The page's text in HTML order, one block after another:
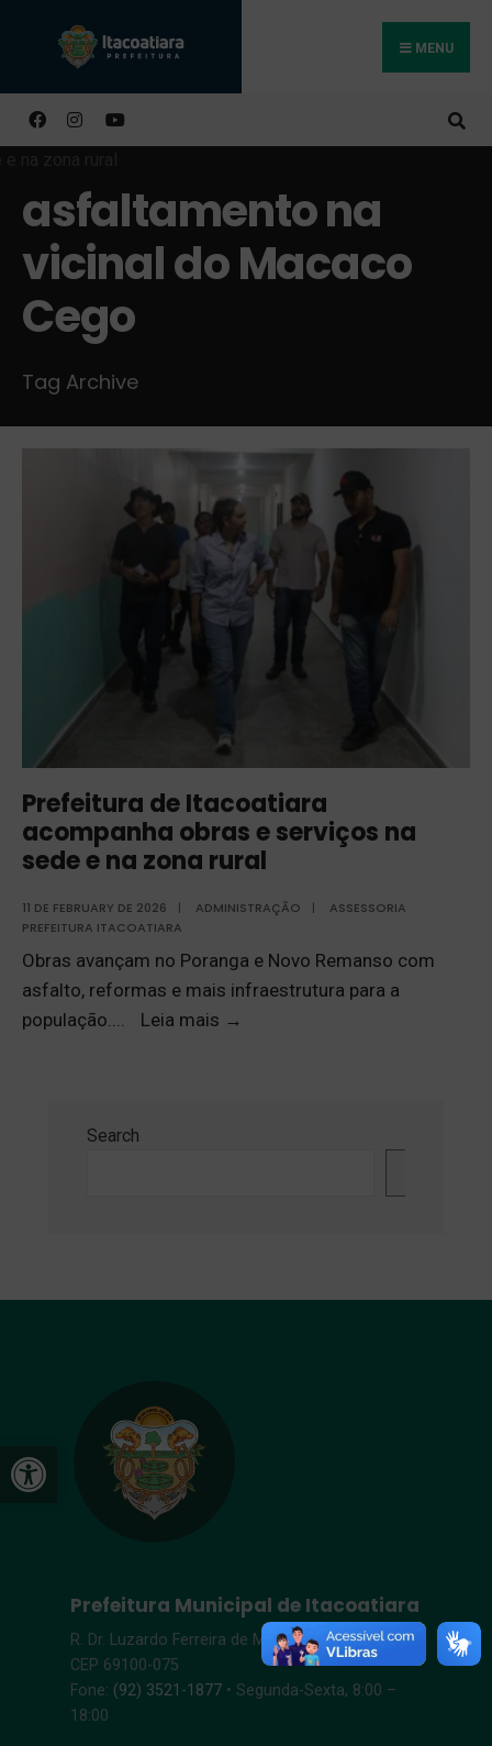
Open toolbar
MENU
asfaltamento na
vicinal do Macaco
Cego
Tag Archive
Prefeitura de Itacoatiara
acompanha obras e serviços na
sede e na zona rural
11 DE FEBRUARY DE 2026 | ADMINISTRAÇÃO |
ASSESSORIA
PREFEITURA ITACOATIARA
Obras avançam no Poranga e Novo Remanso com
asfalto, reformas e mais infraestrutura para a
população.... Leia mais →
Search
Prefeitura Municipal de Itacoatiara
R. Dr. Luzardo Ferreira de Melo, s/n – Centro |
CEP 69100-075
Fone: (92) 3521-1877 • Segunda-Sexta, 8:00 –
18:00
Buscar